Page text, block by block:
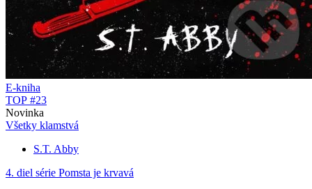
E-kniha
TOP #23
Novinka
Všetky klamstvá
S.T. Abby
4. diel série Pomsta je krvavá